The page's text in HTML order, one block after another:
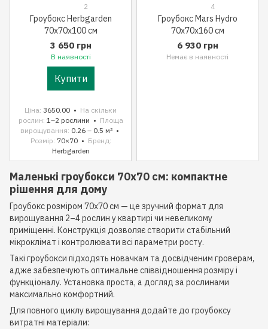
2
Гроубокс Herbgarden
70x70x100 см
3 650 грн
В наявності
Купити
Ціна 3650.00
На скільки
рослин 1–2 рослини
Площа
вирощування 0.26 – 0.5 м²
Розмір 70×70
Бренд
Herbgarden
4
Гроубокс Mars Hydro
70x70x160 см
6 930 грн
Немає в наявності
Маленькі гроубокси 70x70 см: компактне
рішення для дому
Гроубокс розміром 70x70 см — це зручний формат для
вирощування 2–4 рослин у квартирі чи невеликому
приміщенні. Конструкція дозволяє створити стабільний
мікроклімат і контролювати всі параметри росту.
Такі гроубокси підходять новачкам та досвідченим гроверам,
адже забезпечують оптимальне співвідношення розміру і
функціоналу. Установка проста, а догляд за рослинами
максимально комфортний.
Для повного циклу вирощування додайте до гроубоксу
витратні матеріали: